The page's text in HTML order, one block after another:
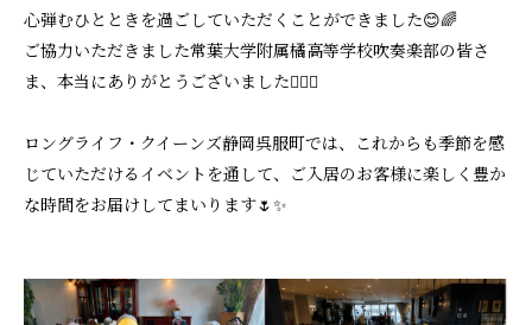
心弾むひとときを過ごしていただくことができました😊🌈
ご協力いただきました常葉大学附属橘高等学校吹奏楽部の皆さ
ま、本当にありがとうございました🙇‍♀️✨
ロングライフ・クイーンズ静岡呉服町では、これからも季節を感
じていただけるイベントを通して、ご入居のお客様に楽しく豊か
な時間をお届けしてまいります🌷✨